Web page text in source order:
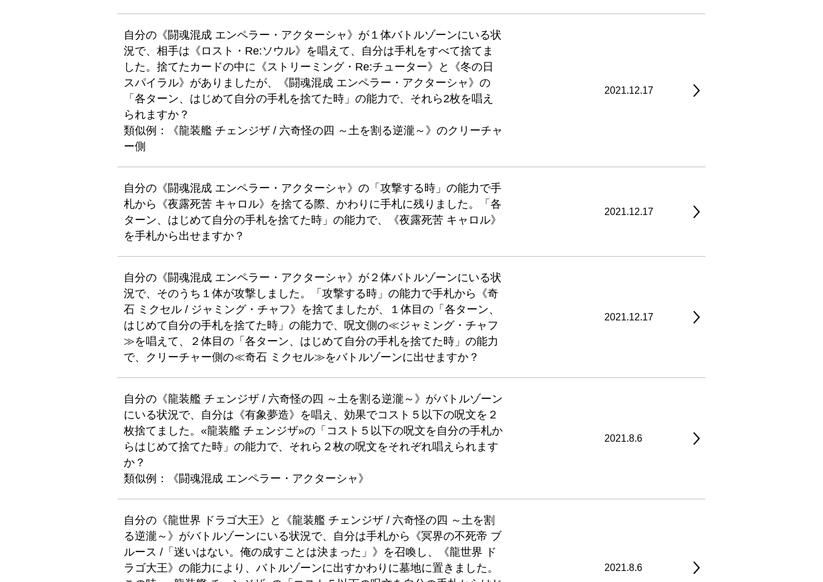
自分の《闘魂混成 エンペラー・アクターシャ》が１体バトルゾーンにいる状
況で、相手は《ロスト・Re:ソウル》を唱えて、自分は手札をすべて捨てま
した。捨てたカードの中に《ストリーミング・Re:チューター》と《冬の日
スパイラル》がありましたが、《闘魂混成 エンペラー・アクターシャ》の
「各ターン、はじめて自分の手札を捨てた時」の能力で、それら2枚を唱え
られますか？
類似例：《龍装艦 チェンジザ / 六奇怪の四 ～土を割る逆瀧～》のクリーチャ
ー側
2021.12.17
自分の《闘魂混成 エンペラー・アクターシャ》の「攻撃する時」の能力で手
札から《夜露死苦 キャロル》を捨てる際、かわりに手札に残りました。「各
ターン、はじめて自分の手札を捨てた時」の能力で、《夜露死苦 キャロル》
を手札から出せますか？
2021.12.17
自分の《闘魂混成 エンペラー・アクターシャ》が２体バトルゾーンにいる状
況で、そのうち１体が攻撃しました。「攻撃する時」の能力で手札から《奇
石 ミクセル / ジャミング・チャフ》を捨てましたが、１体目の「各ターン、
はじめて自分の手札を捨てた時」の能力で、呪文側の≪ジャミング・チャフ
≫を唱えて、２体目の「各ターン、はじめて自分の手札を捨てた時」の能力
で、クリーチャー側の≪奇石 ミクセル≫をバトルゾーンに出せますか？
2021.12.17
自分の《龍装艦 チェンジザ / 六奇怪の四 ～土を割る逆瀧～》がバトルゾーン
にいる状況で、自分は《有象夢造》を唱え、効果でコスト５以下の呪文を２
枚捨てました。«龍装艦 チェンジザ»の「コスト５以下の呪文を自分の手札か
らはじめて捨てた時」の能力で、それら２枚の呪文をそれぞれ唱えられます
か？
類似例：《闘魂混成 エンペラー・アクターシャ》
2021.8.6
自分の《龍世界 ドラゴ大王》と《龍装艦 チェンジザ / 六奇怪の四 ～土を割
る逆瀧～》がバトルゾーンにいる状況で、自分は手札から《冥界の不死帝 ブ
ルース /「迷いはない。俺の成すことは決まった」》を召喚し、《龍世界 ド
ラゴ大王》の能力により、バトルゾーンに出すかわりに墓地に置きました。
2021.8.6